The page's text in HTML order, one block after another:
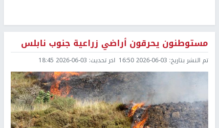
مستوطنون يحرقون أراضي زراعية جنوب نابلس
تم النشر بتاريخ: 2026-06-03 16:50 اخر تحديث: 2026-06-03 18:45